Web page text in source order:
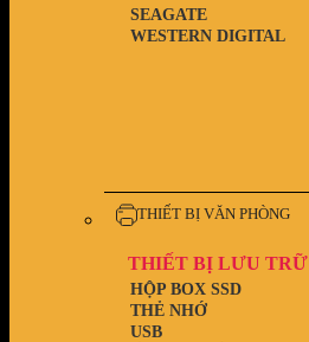
WESTERN DIGITAL
SEAGATE
THIẾT BỊ VĂN PHÒNG
THIẾT BỊ LƯU TRỮ
USB
THẺ NHỚ
HỘP BOX SSD